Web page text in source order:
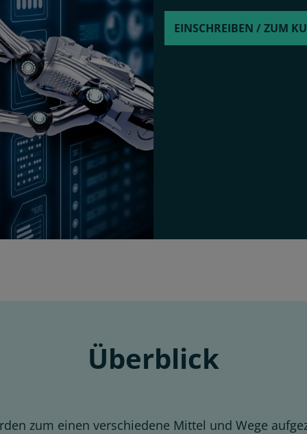
EINSCHREIBEN / ZUM
Überblick
zum einen verschiedene Mittel und Wege